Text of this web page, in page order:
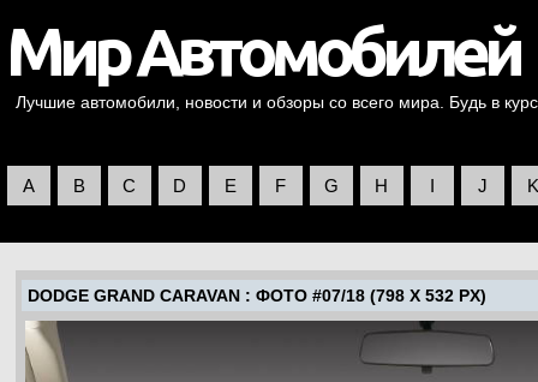
Лучшие автомобили, новости и обзоры со всего мира. Будь в
A B C D E F G H I J K
DODGE GRAND CARAVAN : ФОТО #07/18 (798 X 532 PX)